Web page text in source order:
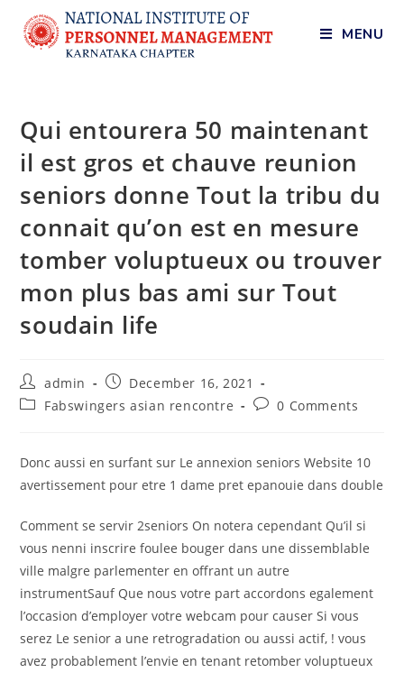
MENU
Qui entourera 50 maintenant
il est gros et chauve reunion
seniors donne Tout la tribu du
connait qu’on est en mesure
tomber voluptueux ou trouver
mon plus bas ami sur Tout
soudain life
admin
December 16, 2021
Fabswingers asian rencontre
0 Comments
Donc aussi en surfant sur Le annexion seniors Website 10
avertissement pour etre 1 dame pret epanouie dans double
Comment se servir 2seniors On notera cependant Qu’il si
vous nenni inscrire foulee bouger dans une dissemblable
ville malgre parlementer en offrant un autre
instrumentSauf Que nous votre part accordons egalement
l’occasion d’employer votre webcam pour causer Si vous
serez Le senior a une retrogradation ou aussi actif, ! vous
avez probablement l’envie en tenant retomber voluptueux